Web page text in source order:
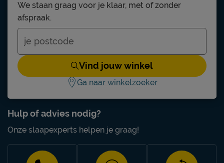
Hulp of advies nodig?
Onze slaapexperts helpen je graag!
We staan graag voor je klaar, met of zonder
afspraak.
Vind jouw winkel
Ga naar winkelzoeker